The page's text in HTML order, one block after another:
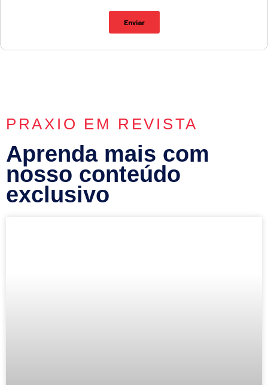
PRAXIO EM REVISTA
Aprenda mais com
nosso conteúdo
exclusivo